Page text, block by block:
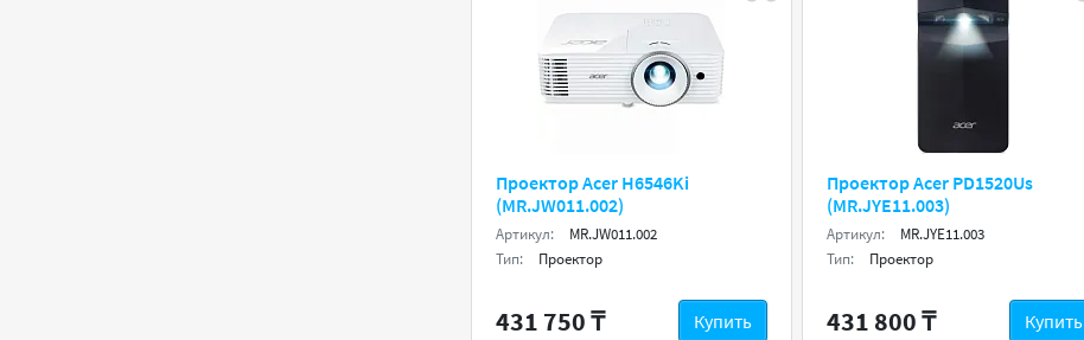
Проектор Acer H6546Ki
(MR.JW011.002)
Артикул:
MR.JW011.002
Тип:
Проектор
431 750 ₸ Купить
Проектор Acer PD1520Us
(MR.JYE11.003)
Артикул:
MR.JYE11.003
Тип:
Проектор
431 800 ₸ Купить